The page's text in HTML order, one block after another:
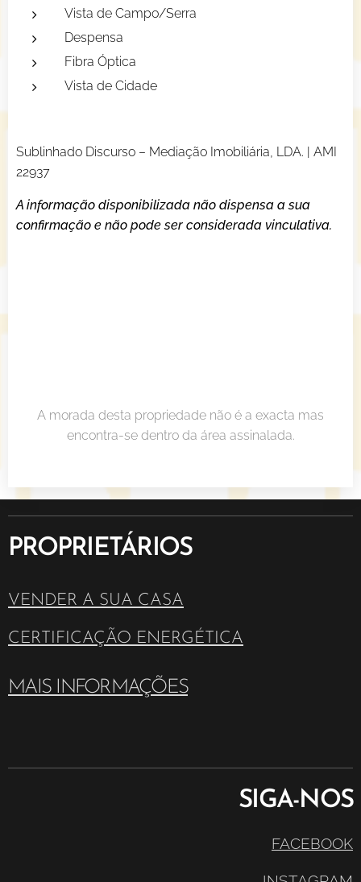
Vista de Campo/Serra
Despensa
Fibra Óptica
Vista de Cidade
Sublinhado Discurso – Mediação Imobiliária, LDA. | AMI
22937
A informação disponibilizada não dispensa a sua
confirmação e não pode ser considerada vinculativa.
A morada desta propriedade não é a exacta mas
encontra-se dentro da área assinalada.
PROPRIETÁRIOS
VENDER A SUA CASA
CERTIFICAÇÃO ENERGÉTICA
MAIS INFORMAÇÕES
SIGA-NOS
FACEBOOK